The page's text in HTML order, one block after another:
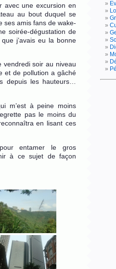
avec une excursion en
au bout duquel se
ses amis fans de wake-
soirée-dégustation de
j’avais eu la bonne
vendredi soir au niveau
et de pollution a gâché
depuis les hauteurs…
m’est à peine moins
pas le moins du
en lisant ces
entamer le gros
à ce sujet de façon